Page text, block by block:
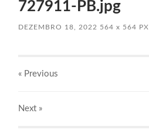
727911-PB.jpg
DEZEMBRO 18, 2022 564x 564 PX
« Previous
Next »